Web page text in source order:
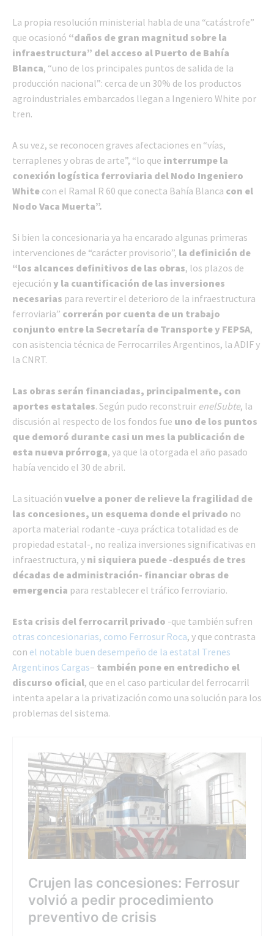
La propia resolución ministerial habla de una “catástrofe”
que ocasionó “daños de gran magnitud sobre la
infraestructura” del acceso al Puerto de Bahía
Blanca, “uno de los principales puntos de salida de la
producción nacional”: cerca de un 30% de los productos
agroindustriales embarcados llegan a Ingeniero White por
tren.
A su vez, se reconocen graves afectaciones en “vías,
terraplenes y obras de arte”, “lo que interrumpe la
conexión logística ferroviaria del Nodo Ingeniero
White con el Ramal R 60 que conecta Bahía Blanca con el
Nodo Vaca Muerta”.
Si bien la concesionaria ya ha encarado algunas primeras
intervenciones de “carácter provisorio”, la definición de
“los alcances definitivos de las obras, los plazos de
ejecución y la cuantificación de las inversiones
necesarias para revertir el deterioro de la infraestructura
ferroviaria” correrán por cuenta de un trabajo
conjunto entre la Secretaría de Transporte y FEPSA,
con asistencia técnica de Ferrocarriles Argentinos, la ADIF y
la CNRT.
Las obras serán financiadas, principalmente, con
aportes estatales. Según pudo reconstruir enelSubte, la
discusión al respecto de los fondos fue uno de los puntos
que demoró durante casi un mes la publicación de
esta nueva prórroga, ya que la otorgada el año pasado
había vencido el 30 de abril.
La situación vuelve a poner de relieve la fragilidad de
las concesiones, un esquema donde el privado no
aporta material rodante -cuya práctica totalidad es de
propiedad estatal-, no realiza inversiones significativas en
infraestructura, y ni siquiera puede -después de tres
décadas de administración- financiar obras de
emergencia para restablecer el tráfico ferroviario.
Esta crisis del ferrocarril privado -que también sufren
otras concesionarias, como Ferrosur Roca, y que contrasta
con el notable buen desempeño de la estatal Trenes
Argentinos Cargas– también pone en entredicho el
discurso oficial, que en el caso particular del ferrocarril
intenta apelar a la privatización como una solución para los
problemas del sistema.